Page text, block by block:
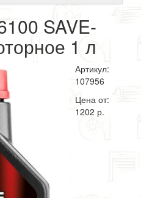
SAVE-
1 л
Артикул:
107956
Цена от:
1202 р.